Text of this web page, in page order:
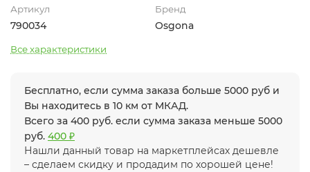
Артикул
790034
Бренд
Osgona
Все характеристики
Бесплатно, если сумма заказа больше 5000 руб и
Вы находитесь в 10 км от МКАД.
Всего за 400 руб. если сумма заказа меньше 5000
руб. 400 ₽
Нашли данный товар на маркетплейсах дешевле
– сделаем скидку и продадим по хорошей цене!